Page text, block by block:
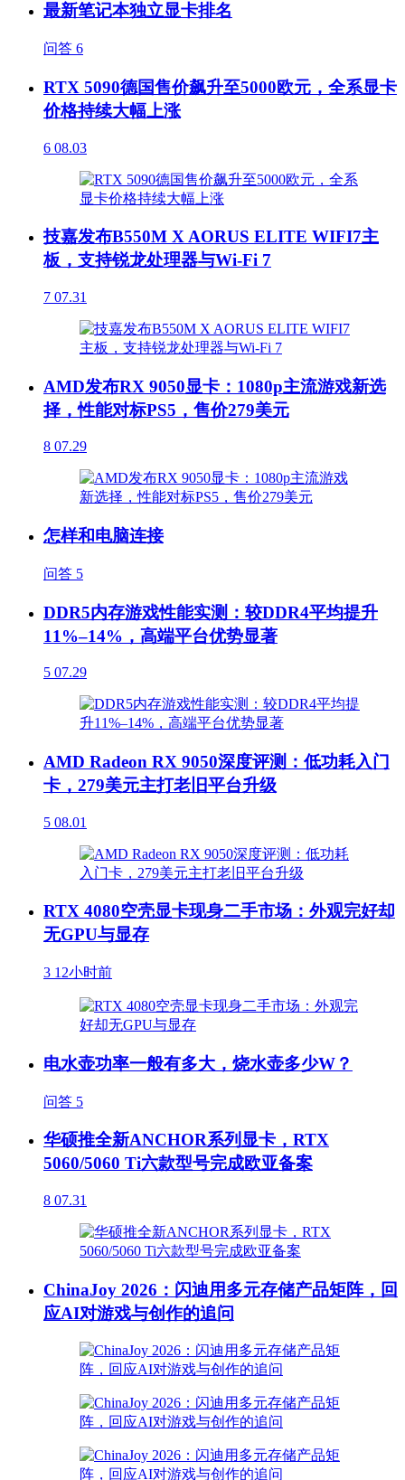
最新笔记本独立显卡排名
问答 6
RTX 5090德国售价飙升至5000欧元，全系显卡
价格持续大幅上涨
6 08.03
技嘉发布B550M X AORUS ELITE WIFI7主
板，支持锐龙处理器与Wi-Fi 7
7 07.31
AMD发布RX 9050显卡：1080p主流游戏新选
择，性能对标PS5，售价279美元
8 07.29
怎样和电脑连接
问答 5
DDR5内存游戏性能实测：较DDR4平均提升
11%–14%，高端平台优势显著
5 07.29
AMD Radeon RX 9050深度评测：低功耗入门
卡，279美元主打老旧平台升级
5 08.01
RTX 4080空壳显卡现身二手市场：外观完好却
无GPU与显存
3 12小时前
电水壶功率一般有多大，烧水壶多少W？
问答 5
华硕推全新ANCHOR系列显卡，RTX
5060/5060 Ti六款型号完成欧亚备案
8 07.31
ChinaJoy 2026：闪迪用多元存储产品矩阵，回
应AI对游戏与创作的追问